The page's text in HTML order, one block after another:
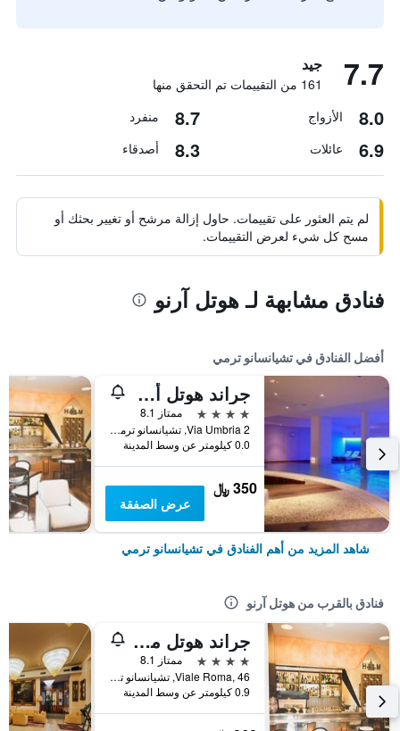
7.7 جيد
161 من التقييمات تم التحقق منها
8.0 الأزواج 8.7 منفرد
6.9 عائلات 8.3 أصدقاء
لم يتم العثور على تقييمات. حاول إزالة مرشح أو تغيير بحثك أو
مسح كل شيء لعرض التقييمات.
فنادق مشابهة لـ هوتل آرنو
أفضل الفنادق في تشيانسانو ترمي
جراند هوتل أدميرال بالاس
4 نجوم
ممتاز 8.1
Via Umbria 2, تشيانسانو ترمي, توسكانا, إيطاليا
0.0 كيلومتر عن وسط المدينة
350 ﷼
عرض الصفقة
شاهد المزيد من أهم الفنادق في تشيانسانو ترمي
فنادق بالقرب من هوتل آرنو
جراند هوتل ميلانو
4 نجوم
ممتاز 8.1
Viale Roma, 46, تشيانسانو ترمي, توسكانا, إيطاليا
0.9 كيلومتر عن وسط المدينة